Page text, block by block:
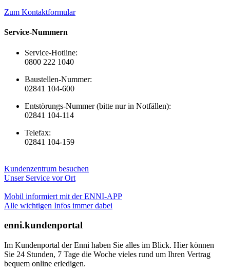
Zum Kontaktformular
Service-Nummern
Service-Hotline:
0800 222 1040
Baustellen-Nummer:
02841 104-600
Entstörungs-Nummer (bitte nur in Notfällen):
02841 104-114
Telefax:
02841 104-159
Kundenzentrum besuchen
Unser Service vor Ort
Mobil informiert mit der ENNI-APP
Alle wichtigen Infos immer dabei
enni.kundenportal
Im Kundenportal der Enni haben Sie alles im Blick. Hier können
Sie 24 Stunden, 7 Tage die Woche vieles rund um Ihren Vertrag
bequem online erledigen.